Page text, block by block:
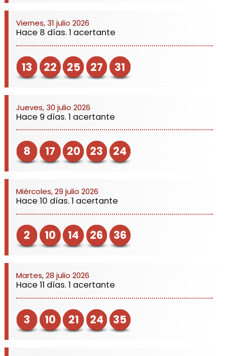
Viernes, 31 julio 2026
Hace 8 días. 1 acertante
13 22 25 27 31
Jueves, 30 julio 2026
Hace 9 días. 1 acertante
8 17 20 23 24
Miércoles, 29 julio 2026
Hace 10 días. 1 acertante
2 10 14 26 36
Martes, 28 julio 2026
Hace 11 días. 1 acertante
3 10 21 24 35